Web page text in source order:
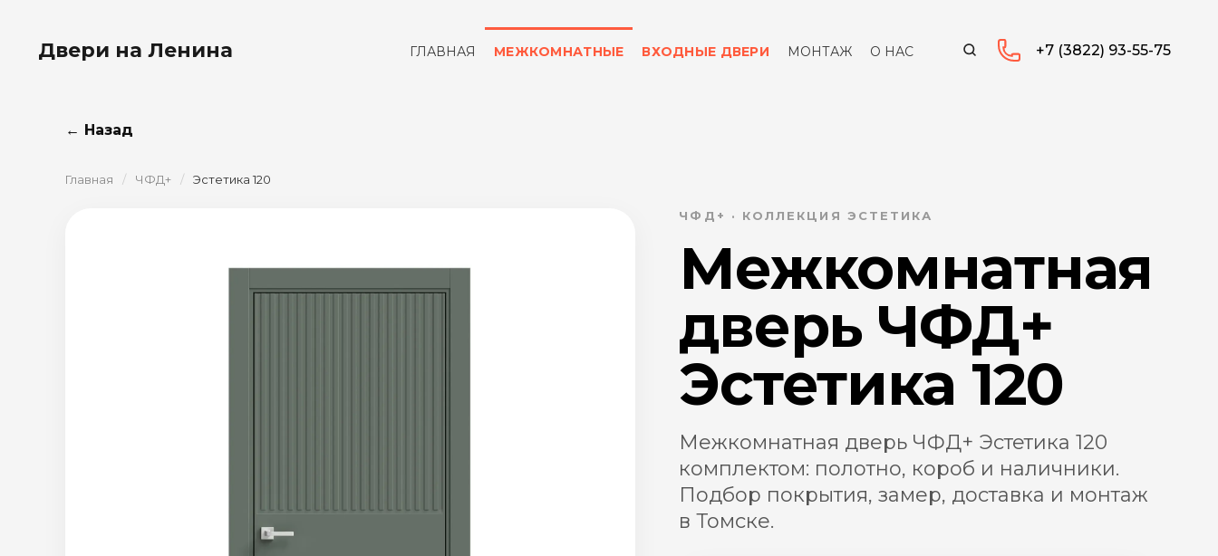
Двери на Ленина ГЛАВНАЯ МЕЖКОМНАТНЫЕ ВХОДНЫЕ ДВЕРИ МОНТАЖ О НАС +7 (3822) 93-55-75
← Назад
Главная / ЧФД+ / Эстетика 120
ЧФД+ · КОЛЛЕКЦИЯ ЭСТЕТИКА
Межкомнатная
дверь ЧФД+
Эстетика 120
Межкомнатная дверь ЧФД+ Эстетика 120
комплектом: полотно, короб и наличники.
Подбор покрытия, замер, доставка и монтаж
в Томске.